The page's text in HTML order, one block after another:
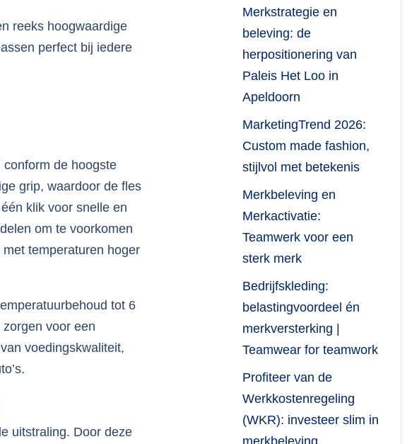
reeks hoogwaardige
perfect bij iedere
de hoogste
grip, waardoor de fles
klik voor snelle en
om te voorkomen
temperaturen hoger
tot 6
voor een
voedingskwaliteit,
uitstraling. Door deze
Merkstrategie en
beleving: de
herpositionering van
Paleis Het Loo in
Apeldoorn
MarketingTrend 2026:
Custom made fashion,
stijlvol met betekenis
Merkbeleving en
Merkactivatie:
Teamwerk voor een
sterk merk
Bedrijfskleding:
belastingvoordeel én
merkversterking |
Teamwear for teamwork
Profiteer van de
Werkkostenregeling
(WKR): investeer slim in